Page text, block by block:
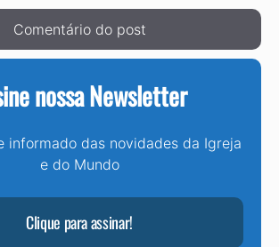
nossa Newsletter
informado das novidades da Igreja
e do Mundo
Clique para assinar!